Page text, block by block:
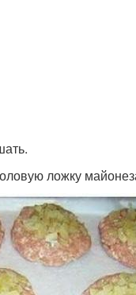
ложку